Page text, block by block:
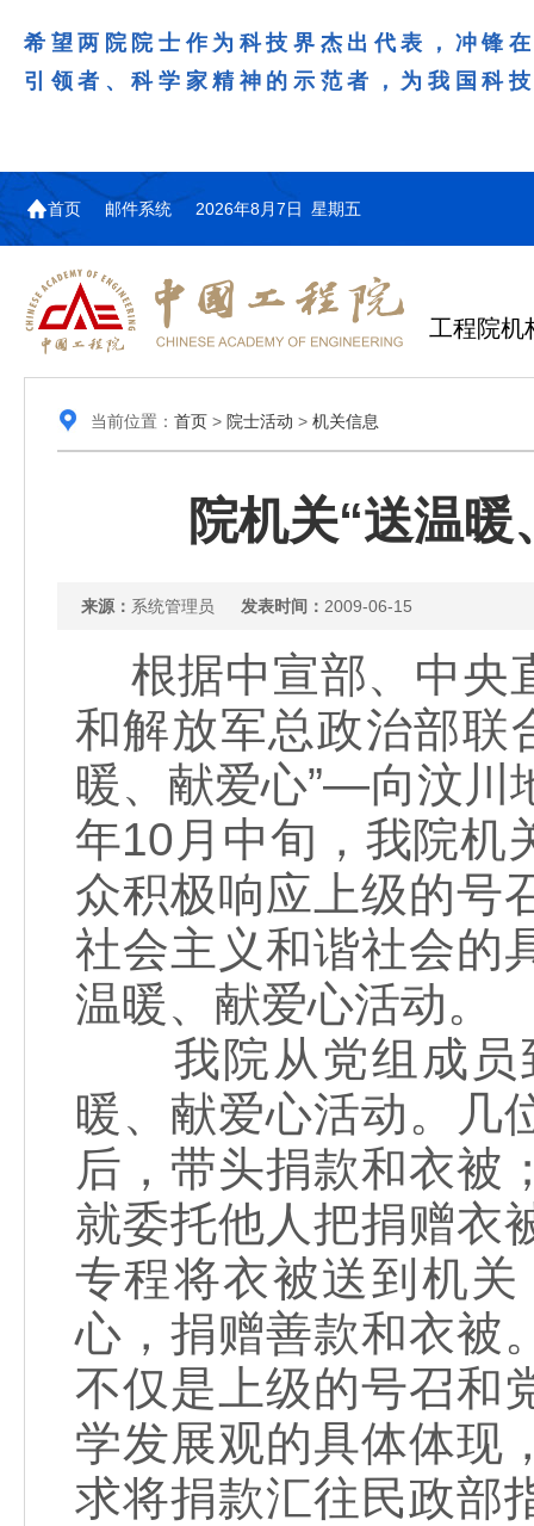
希望两院院士作为科技界杰出代表，冲锋
引领者、科学家精神的示范者，为我国科
首页 邮件系统 2026年8月7日 星期五
工程院机
当前位置： 首页> 院士活动 > 机关信息
院机关“送温
来源： 系统管理员 发表时间： 2009-06-15
根据中宣部、中央
和解放军总政治部联
暖、献爱心”—向汶川
年10月中旬，我院机
众积极响应上级的号
社会主义和谐社会的
温暖、献爱心活动。
我院从党组成员
暖、献爱心活动。几
后，带头捐款和衣被
就委托他人把捐赠衣
专程将衣被送到机
心，捐赠善款和衣被
不仅是上级的号召和
学发展观的具体体现
求将捐款汇往民政部